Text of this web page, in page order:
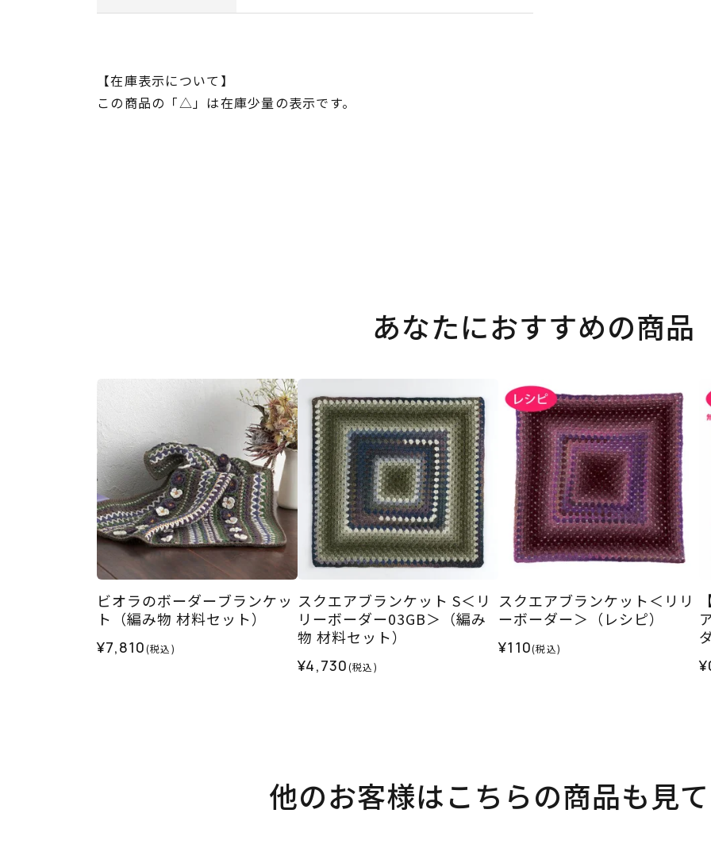
【在庫表示について】
この商品の「△」は在庫少量の表示です。
あなたにおすすめの商品
ビオラのボーダーブランケッ
ト（編み物 材料セット）
¥7,810(税込)
スクエアブランケット S＜リ
リーボーダー03GB＞（編み
物 材料セット）
¥4,730(税込)
スクエアブランケット＜リリ
ーボーダー＞（レシピ）
¥110(税込)
他のお客様はこちらの商品も見